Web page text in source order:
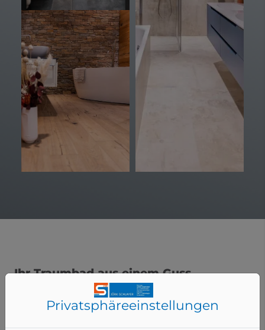
Ihr Traumbad aus einem Guss
Die richtige Fliese macht einen großen Unterschied. Wir
helfen Ihnen dabei, die idealen Fliesen für Ihr Bad zu
finden. Gemeinsam erörtern wir, wie Ihr Traumbad
Privatsphäre­einstellungen